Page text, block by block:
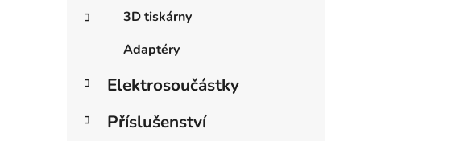
3D tiskárny
Adaptéry
Elektrosoučástky
Příslušenství